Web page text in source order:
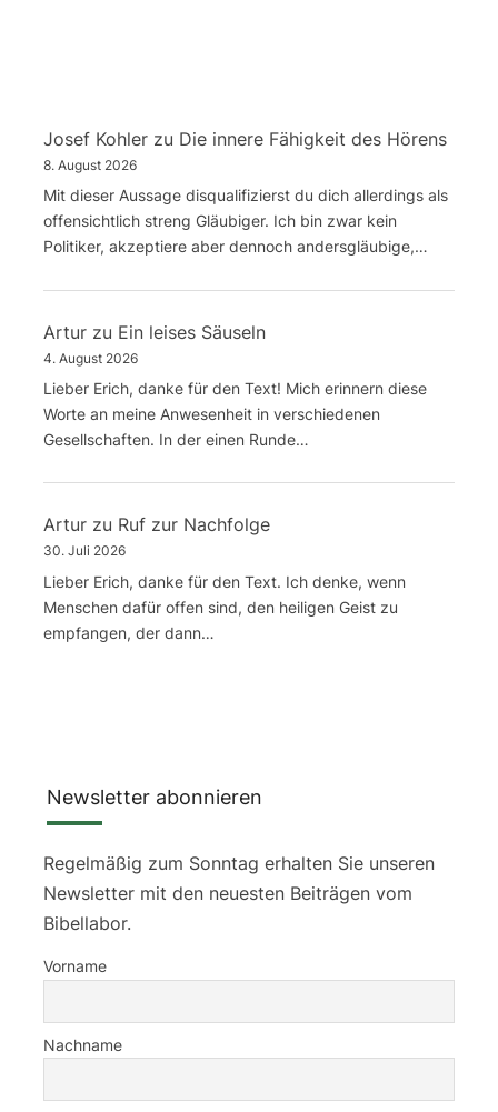
Josef Kohler zu Die innere Fähigkeit des Hörens
8. August 2026
Mit dieser Aussage disqualifizierst du dich allerdings als
offensichtlich streng Gläubiger. Ich bin zwar kein
Politiker, akzeptiere aber dennoch andersgläubige,…
Artur zu Ein leises Säuseln
4. August 2026
Lieber Erich, danke für den Text! Mich erinnern diese
Worte an meine Anwesenheit in verschiedenen
Gesellschaften. In der einen Runde…
Artur zu Ruf zur Nachfolge
30. Juli 2026
Lieber Erich, danke für den Text. Ich denke, wenn
Menschen dafür offen sind, den heiligen Geist zu
empfangen, der dann…
Newsletter abonnieren
Regelmäßig zum Sonntag erhalten Sie unseren
Newsletter mit den neuesten Beiträgen vom
Bibellabor.
Vorname
Nachname